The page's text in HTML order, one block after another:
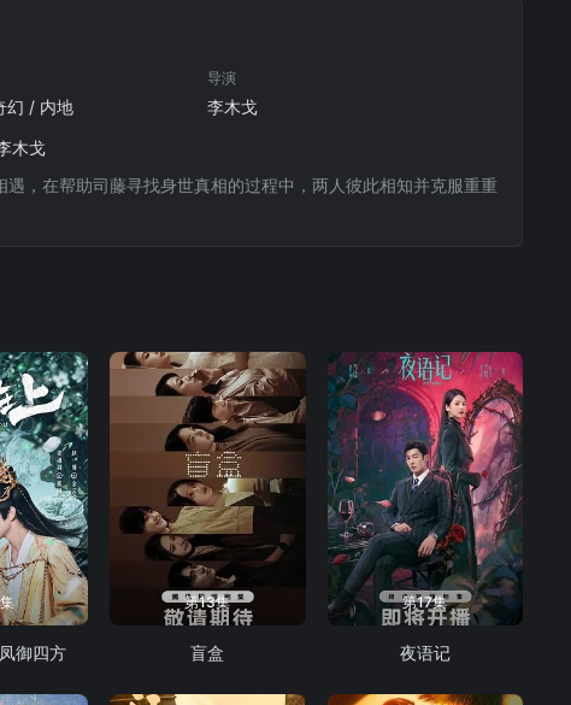
幻 / 内地
导演
李木戈
木戈
，在帮助司藤寻找身世真相的过程中，两人彼此相知并克服重重
御四方
第13集
盲盒
第17集
夜语记